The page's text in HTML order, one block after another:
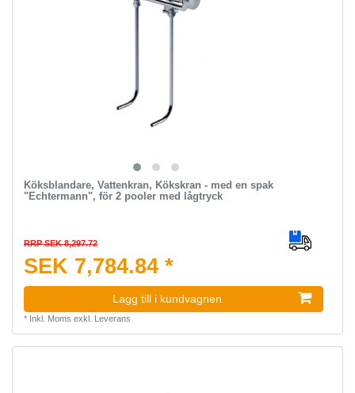
Köksblandare, Vattenkran, Kökskran - med en spak
"Echtermann", för 2 pooler med lågtryck
RRP SEK 8,297.72
SEK 7,784.84 *
Lagg till i kundvagnen
* Inkl. Moms exkl. Leverans